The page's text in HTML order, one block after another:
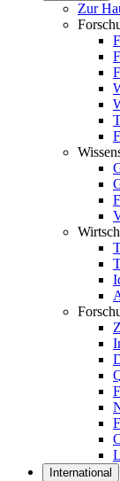
Zur
International